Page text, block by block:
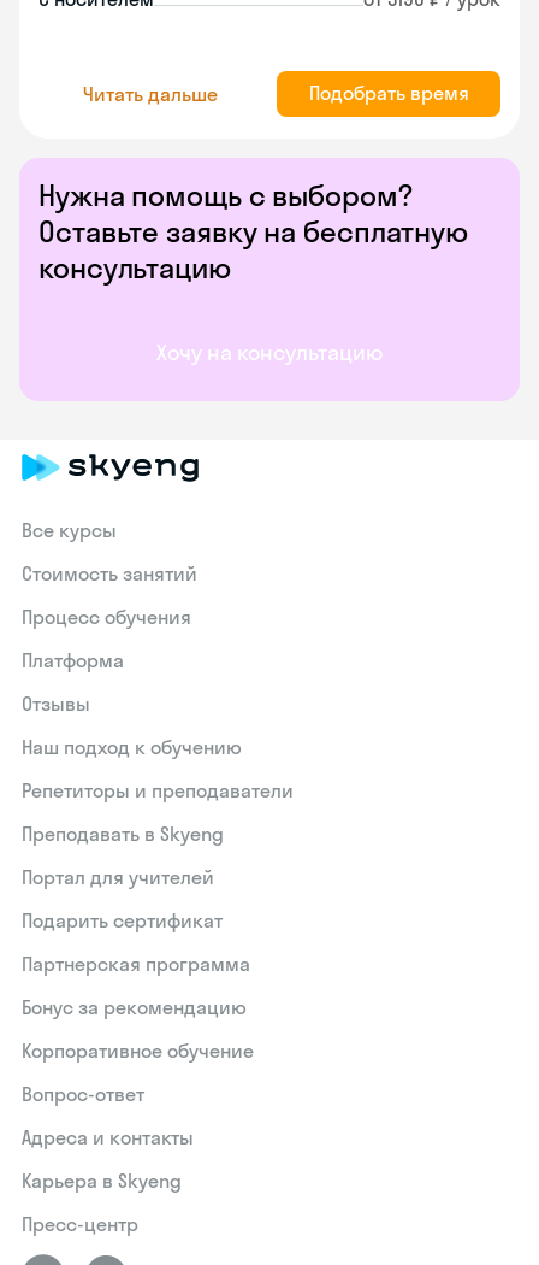
Нужна помощь с выбором?
Оставьте заявку на бесплатную
консультацию
Хочу на консультацию
Читать дальше Подобрать время
Все курсы
Стоимость занятий
Процесс обучения
Платформа
Отзывы
Наш подход к обучению
Репетиторы и преподаватели
Преподавать в Skyeng
Портал для учителей
Подарить сертификат
Партнерская программа
Бонус за рекомендацию
Корпоративное обучение
Вопрос-ответ
Адреса и контакты
Карьера в Skyeng
Пресс-центр